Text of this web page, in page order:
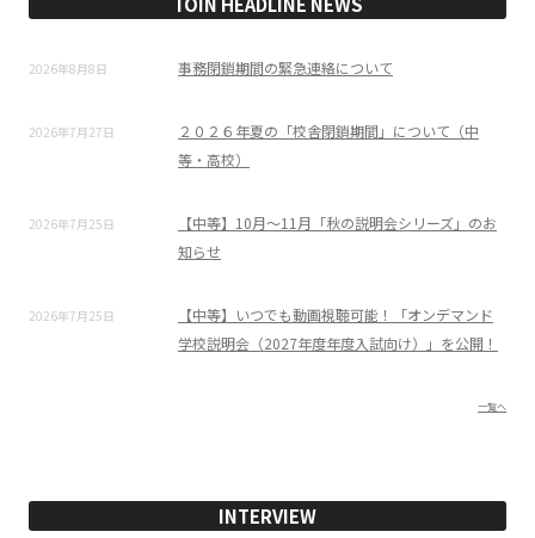
2026年8月8日 事務閉鎖期間の緊急連絡について
2026年7月27日
２０２６年夏の「校舎閉鎖期間」について（中
等・高校）
2026年7月25日
【中等】10月～11月「秋の説明会シリーズ」のお
知らせ
2026年7月25日
【中等】いつでも動画視聴可能！「オンデマンド
学校説明会（2027年度年度入試向け）」を公開！
一覧へ
INTERVIEW